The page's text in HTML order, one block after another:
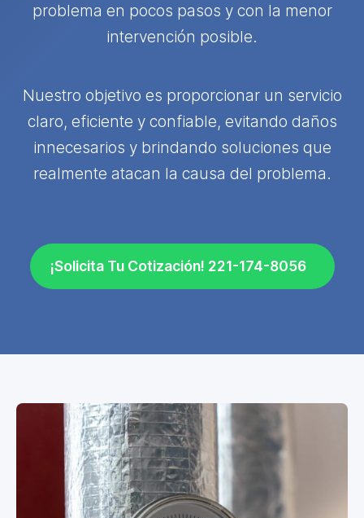
problema en pocos pasos y con la menor
intervención posible.
Nuestro objetivo es proporcionar un servicio
claro, eficiente y confiable, evitando daños
innecesarios y brindando soluciones que
realmente atacan la causa del problema.
¡Solicita Tu Cotización! 221-174-8056